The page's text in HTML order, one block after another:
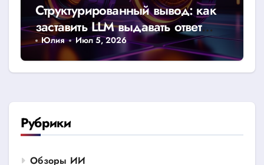
Структурированный вывод: как
заставить LLM выдавать ответ
строго в JSON или CSV
Юлия Июл 5, 2026
Рубрики
Обзоры ИИ